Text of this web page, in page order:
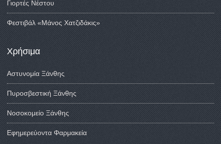
Γιορτές Νέστου
Φεστιβάλ «Μάνος Χατζιδάκις»
Χρήσιμα
Αστυνομία Ξάνθης
Πυροσβεστική Ξάνθης
Νοσοκομείο Ξάνθης
Εφημερεύοντα Φαρμακεία